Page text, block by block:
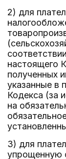
2) для
настоящего
полученных
указанные в
Кодекса (за
на
3) для
упрощенную